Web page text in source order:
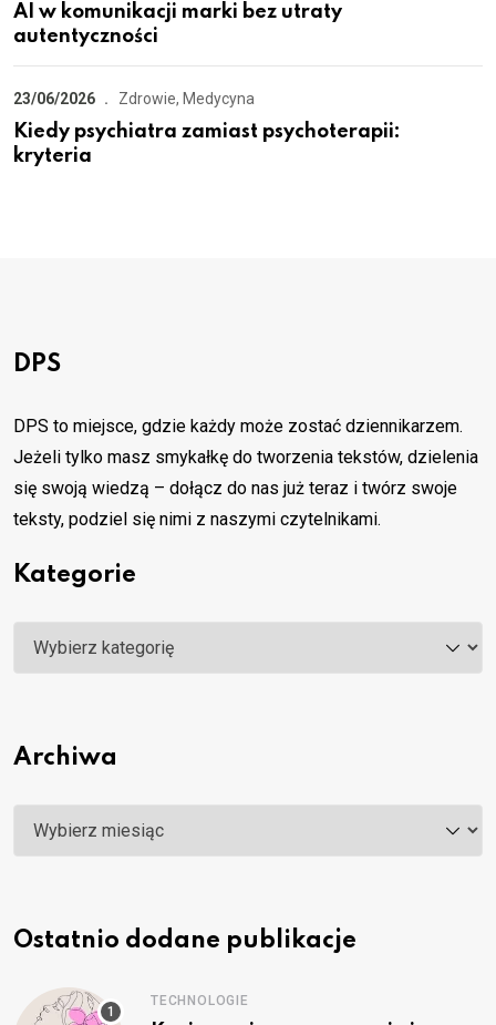
AI w komunikacji marki bez utraty
autentyczności
23/06/2026 Zdrowie, Medycyna
Kiedy psychiatra zamiast psychoterapii:
kryteria
DPS
DPS to miejsce, gdzie każdy może zostać dziennikarzem.
Jeżeli tylko masz smykałkę do tworzenia tekstów, dzielenia
się swoją wiedzą – dołącz do nas już teraz i twórz swoje
teksty, podziel się nimi z naszymi czytelnikami.
Kategorie
Kategorie
Archiwa
Archiwa
Ostatnio dodane publikacje
TECHNOLOGIE